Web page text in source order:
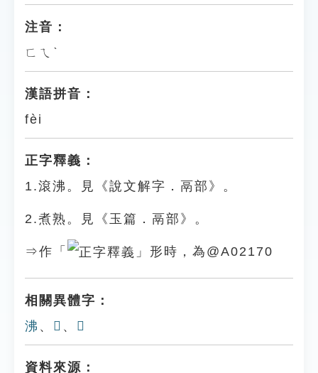
注音：
ㄈㄟˋ
漢語拼音：
fèi
正字釋義：
1.滾沸。見《說文解字．鬲部》。
2.煮熟。見《玉篇．鬲部》。
⇒作「 」形時，為@A02170
相關異體字：
沸 、 𩱎 、 𩱣
資料來源：